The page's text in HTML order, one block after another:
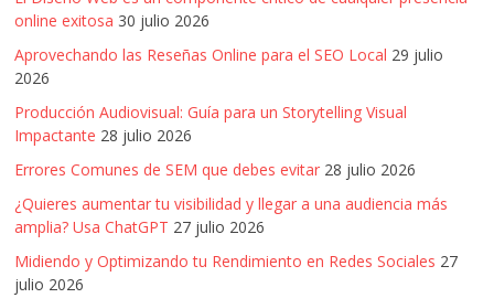
Agencias,
Empresas,
Negocios,
Trendings,
Dinero,
Economía,
Diseño
Web,
Móviles,
Estrategias
online exitosa 30 julio 2026
Aprovechando las Reseñas Online para el SEO Local 29 julio
2026
Producción Audiovisual: Guía para un Storytelling Visual
Impactante 28 julio 2026
Errores Comunes de SEM que debes evitar 28 julio 2026
¿Quieres aumentar tu visibilidad y llegar a una audiencia más
amplia? Usa ChatGPT 27 julio 2026
Midiendo y Optimizando tu Rendimiento en Redes Sociales 27
julio 2026